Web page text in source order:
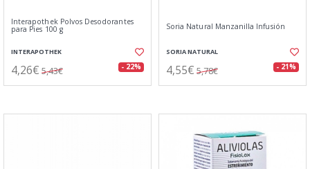
Interapothek Polvos Desodorantes
para Pies 100 g
INTERAPOTHEK
4,26€ 5,43€ - 22%
Soria Natural Manzanilla Infusión
SORIA NATURAL
4,55€ 5,78€ - 21%